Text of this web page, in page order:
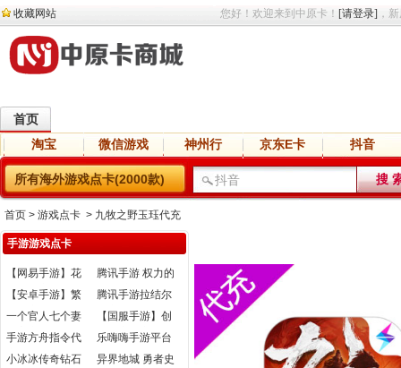
收藏网站 您好！欢迎来到中原卡！ [请登录] ，
首页
淘宝
微信游戏 神州行 京东E卡
抖音
直播
交友 语音 网盘 小说
所有海外游戏点卡(2000款)
首页 > 游戏点卡 > 九牧之野玉珏代充
手游游戏点卡
【网易手游】花
与剑代充
腾讯手游 权力的
游戏 凛冬将至
【安卓手游】繁
体版帝王三国黄
腾讯手游拉结尔
代充
一个官人七个妻
元宝充值
【国服手游】创
造与魔法充值
手游方舟指令代
充
乐嗨嗨手游平台
小冰冰传奇钻石
异界地城 勇者史